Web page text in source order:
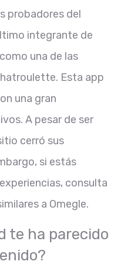
probadores del
integrante de
una de las
Esta app
una gran
A pesar de ser
cerró sus
si estás
consulta
a Omegle.
te ha parecido